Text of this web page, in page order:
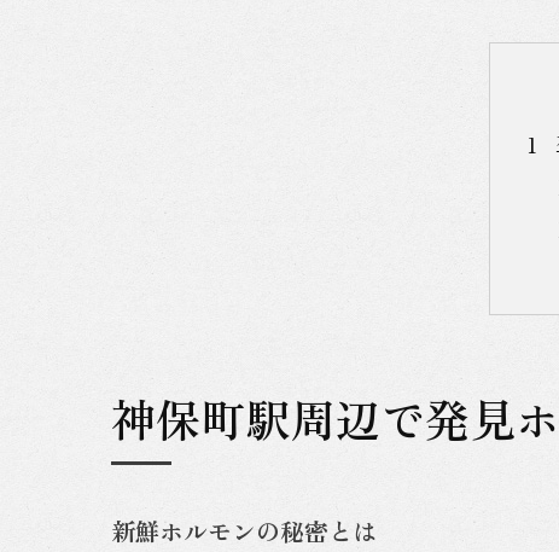
神保町駅周辺で発見
新鮮ホルモンの秘密とは